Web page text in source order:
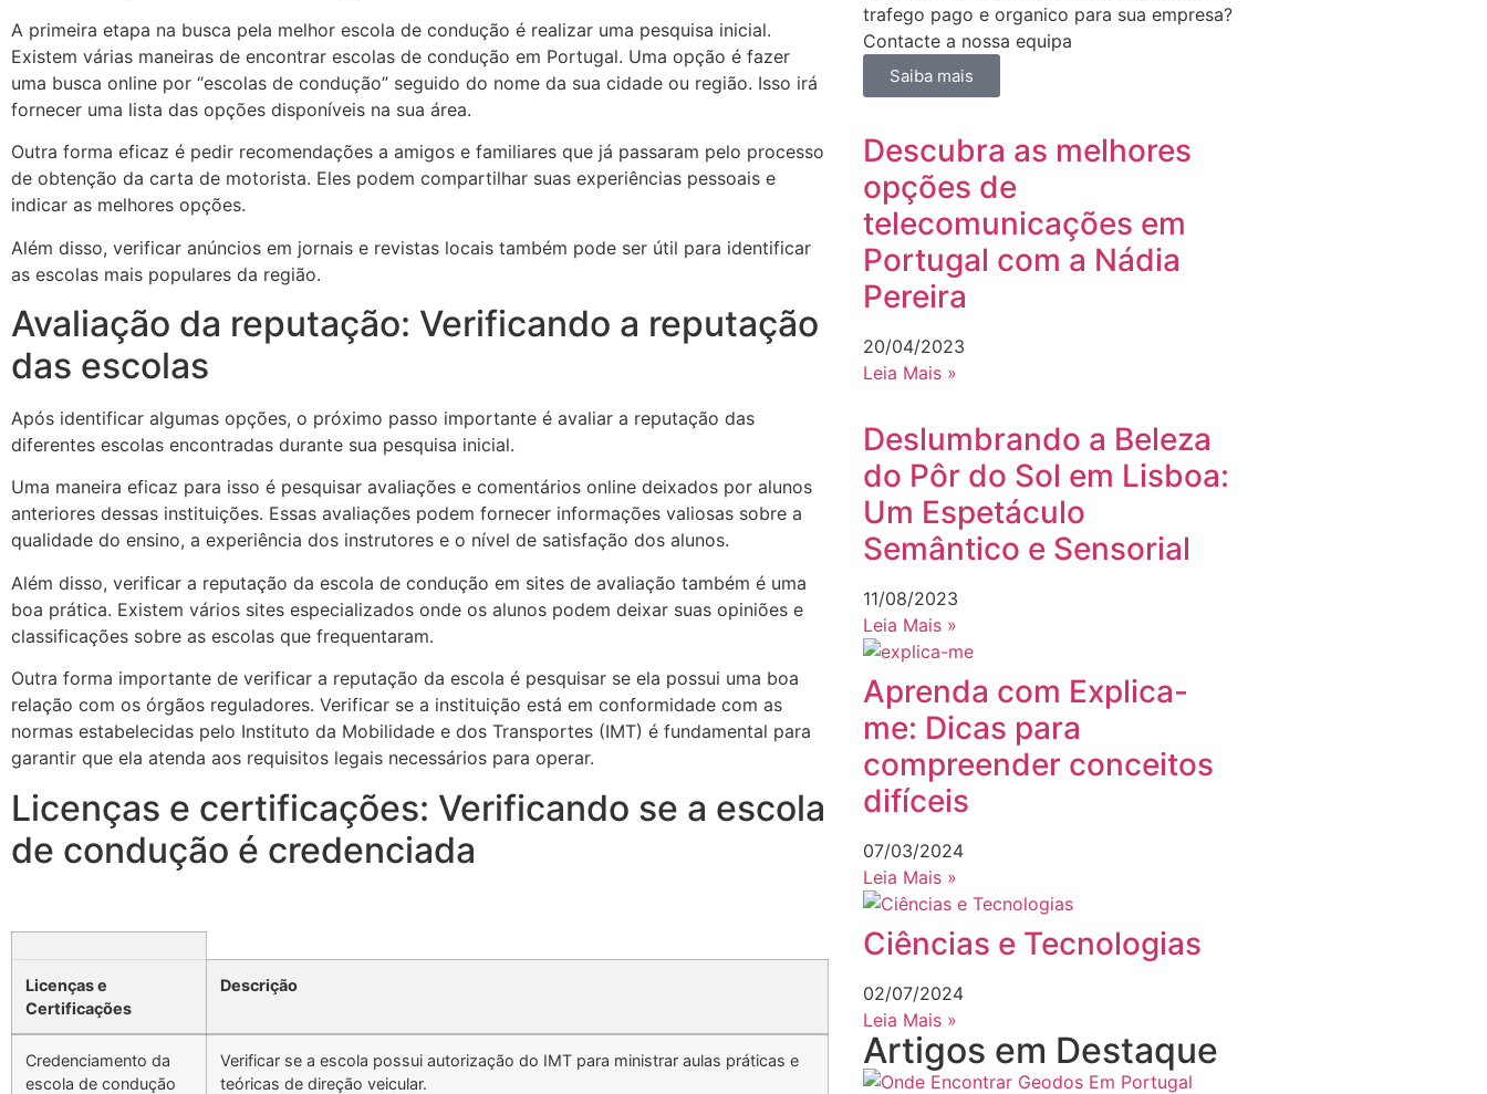
A primeira etapa na busca pela melhor escola de condução é realizar uma pesquisa inicial.
Existem várias maneiras de encontrar escolas de condução em Portugal. Uma opção é fazer
uma busca online por “escolas de condução” seguido do nome da sua cidade ou região. Isso irá
fornecer uma lista das opções disponíveis na sua área.
Outra forma eficaz é pedir recomendações a amigos e familiares que já passaram pelo processo
de obtenção da carta de motorista. Eles podem compartilhar suas experiências pessoais e
indicar as melhores opções.
Além disso, verificar anúncios em jornais e revistas locais também pode ser útil para identificar
as escolas mais populares da região.
Avaliação da reputação: Verificando a reputação
das escolas
Após identificar algumas opções, o próximo passo importante é avaliar a reputação das
diferentes escolas encontradas durante sua pesquisa inicial.
Uma maneira eficaz para isso é pesquisar avaliações e comentários online deixados por alunos
anteriores dessas instituições. Essas avaliações podem fornecer informações valiosas sobre a
qualidade do ensino, a experiência dos instrutores e o nível de satisfação dos alunos.
Além disso, verificar a reputação da escola de condução em sites de avaliação também é uma
boa prática. Existem vários sites especializados onde os alunos podem deixar suas opiniões e
classificações sobre as escolas que frequentaram.
Outra forma importante de verificar a reputação da escola é pesquisar se ela possui uma boa
relação com os órgãos reguladores. Verificar se a instituição está em conformidade com as
normas estabelecidas pelo Instituto da Mobilidade e dos Transportes (IMT) é fundamental para
garantir que ela atenda aos requisitos legais necessários para operar.
Licenças e certificações: Verificando se a escola
de condução é credenciada
Licenças e
Certificações
Descrição
Credenciamento da
escola de condução
Verificar se a escola possui autorização do IMT para ministrar aulas práticas e
teóricas de direção veicular.
trafego pago e organico para sua empresa?
Contacte a nossa equipa
Saiba mais
Descubra as melhores
opções de
telecomunicações em
Portugal com a Nádia
Pereira
20/04/2023
Leia Mais »
Deslumbrando a Beleza
do Pôr do Sol em Lisboa:
Um Espetáculo
Semântico e Sensorial
11/08/2023
Leia Mais »
Aprenda com Explica-
me: Dicas para
compreender conceitos
difíceis
07/03/2024
Leia Mais »
Ciências e Tecnologias
02/07/2024
Leia Mais »
Artigos em Destaque